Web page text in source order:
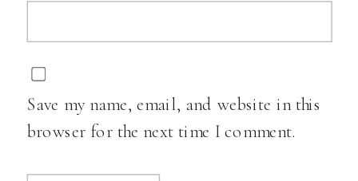
Save my name, email, and website in this
browser for the next time I comment.